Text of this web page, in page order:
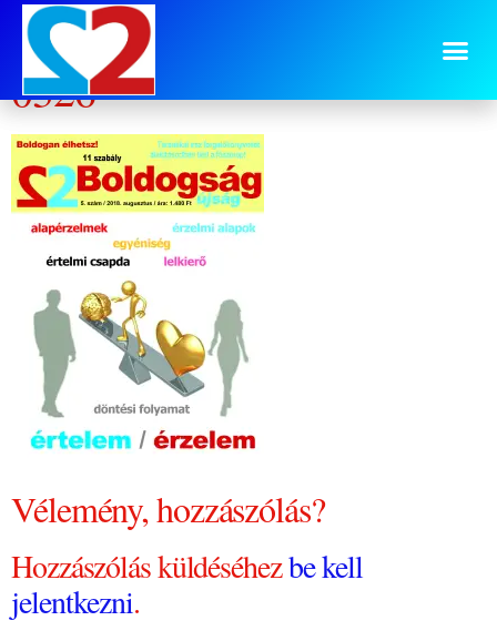
cimlap érzelem értelem
0326
Vélemény, hozzászólás?
Hozzászólás küldéséhezbe kell
jelentkezni.